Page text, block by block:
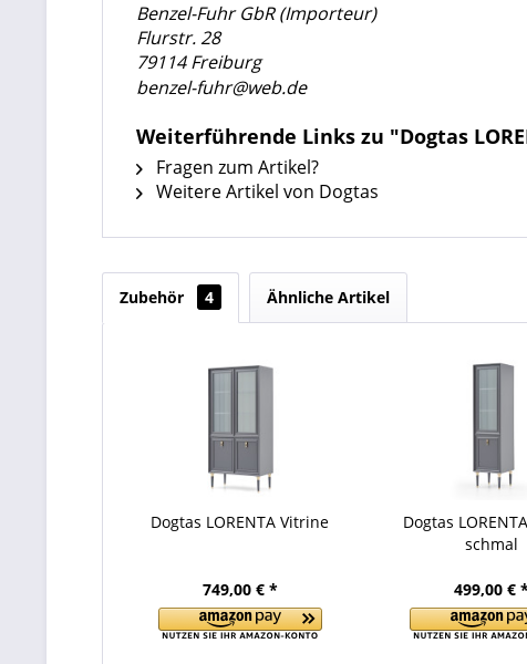
Benzel-Fuhr GbR (Importeur)
Flurstr. 28
79114 Freiburg
benzel-fuhr@web.de
Weiterführende Links zu "Dogtas
Fragen zum Artikel?
Weitere Artikel von Dogtas
Zubehör 4 Ähnliche Artikel
Dogtas LORENTA Vitrine
749,00 € *
Dogtas
schmal
499,00 €